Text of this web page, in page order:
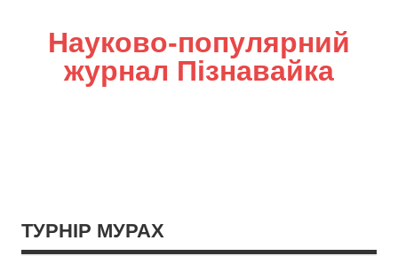
Науково-популярний
журнал Пізнавайка
ТУРНІР МУРАХ